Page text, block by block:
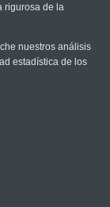
rigurosa de la
nuestros análisis
estadística de los